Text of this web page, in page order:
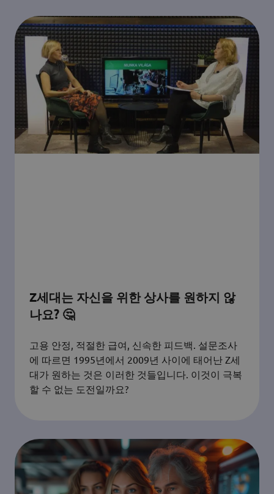
Z세대는 자신을 위한 상사를 원하지 않
나요? 🤔
고용 안정, 적절한 급여, 신속한 피드백. 설문조사
에 따르면 1995년에서 2009년 사이에 태어난 Z세
대가 원하는 것은 이러한 것들입니다. 이것이 극복
할 수 없는 도전일까요?